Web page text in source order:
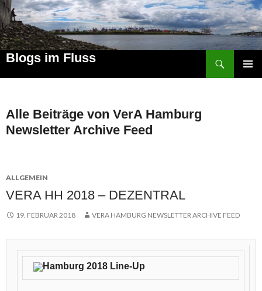
Blogs im Fluss
Suchen
Alle Beiträge von VerA Hamburg
Newsletter Archive Feed
ALLGEMEIN
VERA HH 2018 – DEZENTRAL
19. FEBRUAR 2018 VERA HAMBURG NEWSLETTER ARCHIVE FEED
Hamburg 2018 Line-Up